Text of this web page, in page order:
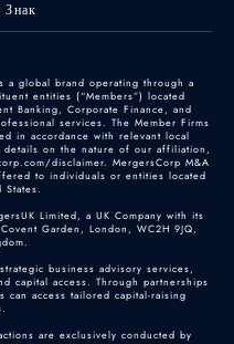
Знак
a global brand operating through a
entities (“Members”) located
Banking, Corporate Finance, and
services. The Member Firms
in accordance with relevant local
on the nature of our affiliation,
disclaimer. MergersCorp M&A
to individuals or entities located
States.
Limited, a UK Company with its
Garden, London, WC2H 9JQ,
business advisory services,
capital access. Through partnerships
access tailored capital-raising
are exclusively conducted by